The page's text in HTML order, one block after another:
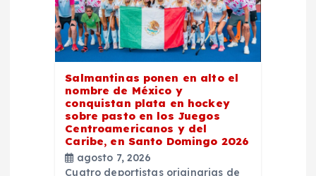
Salmantinas ponen en alto el
nombre de México y
conquistan plata en hockey
sobre pasto en los Juegos
Centroamericanos y del
Caribe, en Santo Domingo 2026
agosto 7, 2026
Cuatro deportistas originarias de